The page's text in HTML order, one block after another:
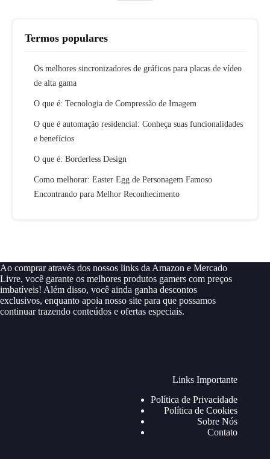
Termos populares
Os melhores sincronizadores de gráficos para placas de vídeo
de alta gama
O que é: Tecnologia de Compressão de Imagem
O que é automação residencial: Conheça suas funcionalidades
e benefícios
O que é: Borderless Design
Como melhorar: Easter Egg de Personagem Famoso
Encontrando para Melhor Reconhecimento
Ao comprar através dos nossos links da Amazon e Mercado
Livre, você garante os melhores produtos gamers com preços
imbatíveis! Além disso, você ainda ganha descontos
exclusivos, enquanto apoia nosso site para que possamos
continuar trazendo conteúdos e ofertas especiais.
Links Importante
Política de Privacidade
Política de Cookies
Sobre Nós
Contato